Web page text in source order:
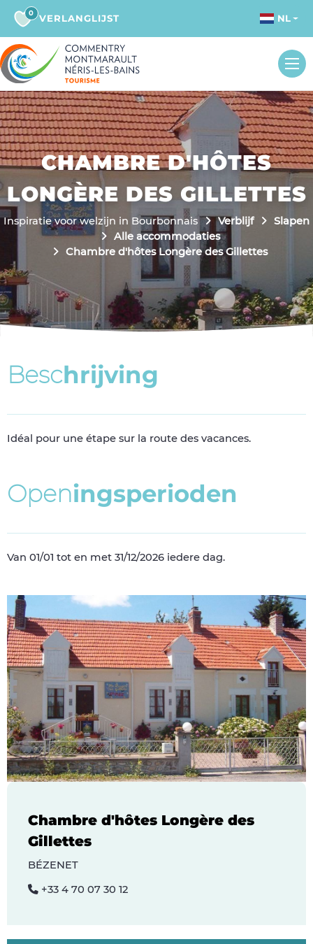
0 VERLANGLIJST NL
CHAMBRE D'HÔTES
LONGÈRE DES GILLETTES
Inspiratie voor welzijn in Bourbonnais Verblijf
Slapen
Alle accommodaties
Chambre d'hôtes Longère des Gillettes
Beschrijving
Idéal pour une étape sur la route des vacances.
Openingsperioden
Van 01/01 tot en met 31/12/2026 iedere dag.
Chambre d'hôtes Longère des
Gillettes
BÉZENET
+33 4 70 07 30 12